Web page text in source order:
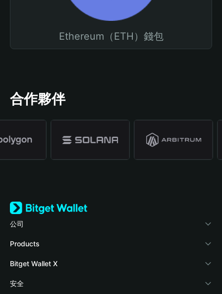
Ethereum（ETH）錢包
合作夥伴
公司
關於 Bitget Wallet
部落格
學院
Products
Crypto Card
Stablecoin Earn
Bitget Wallet X
開發者文件
安全